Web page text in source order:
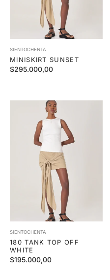
SIENTOCHENTA
MINISKIRT SUNSET
Precio
$295.000,00
SIENTOCHENTA
180 TANK TOP OFF
WHITE
Precio
$195.000,00